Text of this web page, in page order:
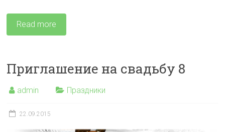
Read more
Приглашение на свадьбу 8
admin Праздники
22.09.2015